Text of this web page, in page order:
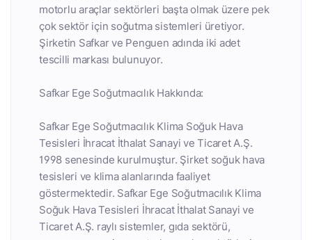
motorlu araçlar sektörleri başta olmak üzere pek
çok sektör için soğutma sistemleri üretiyor.
Şirketin Safkar ve Penguen adında iki adet
tescilli markası bulunuyor.
Safkar Ege Soğutmacılık Hakkında:
Safkar Ege Soğutmacılık Klima Soğuk Hava
Tesisleri İhracat İthalat Sanayi ve Ticaret A.Ş.
1998 senesinde kurulmuştur. Şirket soğuk hava
tesisleri ve klima alanlarında faaliyet
göstermektedir. Safkar Ege Soğutmacılık Klima
Soğuk Hava Tesisleri İhracat İthalat Sanayi ve
Ticaret A.Ş. raylı sistemler, gıda sektörü,